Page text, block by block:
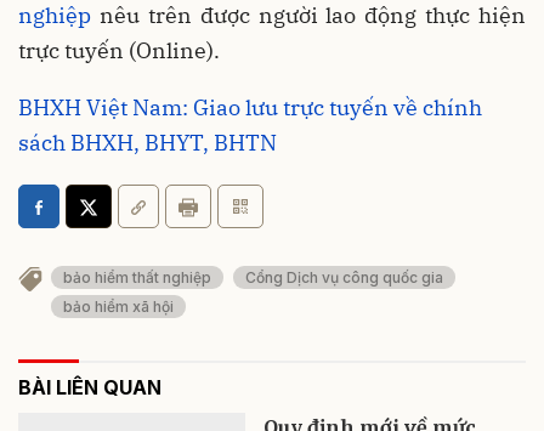
nghiệp nêu trên được người lao động thực hiện
trực tuyến (Online).
BHXH Việt Nam: Giao lưu trực tuyến về chính
sách BHXH, BHYT, BHTN
bảo hiểm thất nghiệp
Cổng Dịch vụ công quốc gia
bảo hiểm xã hội
BÀI LIÊN QUAN